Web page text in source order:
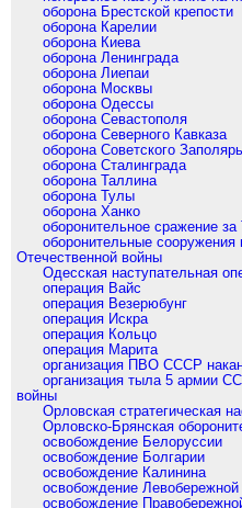
оборона Брестской крепости
оборона Карелии
оборона Киева
оборона Ленинграда
оборона Лиепаи
оборона Москвы
оборона Одессы
оборона Севастополя
оборона Северного Кавказа
оборона Советского
оборона Сталинграда
оборона Таллина
оборона Тулы
оборона Ханко
оборонительное сражение
оборонительные сооружения
Отечественной войны
Одесская наступательная
операция Вайс
операция Везерюбунг
операция Искра
операция Кольцо
операция Марита
организация ПВО СССР
организация тыла 5 армии
войны
Орловская стратегическая
Орловско-Брянская
освобождение Белоруссии
освобождение Болгарии
освобождение Калинина
освобождение Левобережной
освобождение